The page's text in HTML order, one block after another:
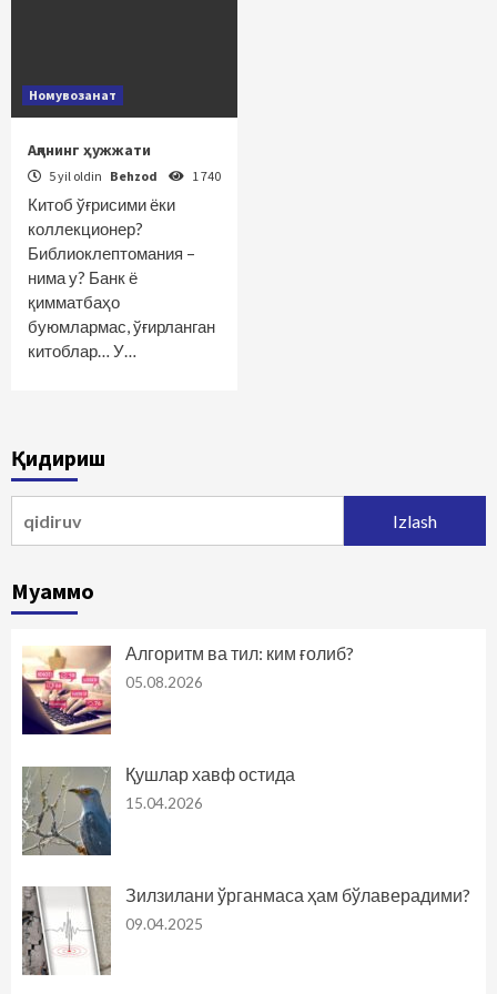
Номувозанат
Ақлнинг ҳужжати
5 yil oldin Behzod 1 740
Китоб ўғрисими ёки
коллекционер?
Библиоклептомания –
нима у? Банк ё
қимматбаҳо
буюмлармас, ўғирланган
китоблар… У…
Қидириш
Муаммо
Алгоритм ва тил: ким ғолиб?
05.08.2026
Қушлар хавф остида
15.04.2026
Зилзилани ўрганмаса ҳам бўлаверадими?
09.04.2025